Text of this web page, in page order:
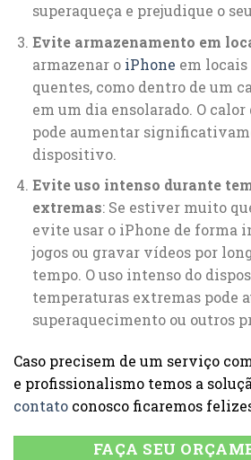
superaqueça e prejudique o
Evite armazenamento em
armazenar o iPhone em locais
quentes, como dentro de um
em um dia ensolarado. O
pode aumentar
dispositivo.
Evite uso intenso durante
extremas: Se estiver muito
evite usar o iPhone de forma
jogos ou gravar vídeos por
tempo. O uso intenso do
temperaturas extremas pode
superaquecimento ou outros
Caso precisem de um serviço
e profissionalismo temos a
contato conosco ficaremos
FAÇA SEU